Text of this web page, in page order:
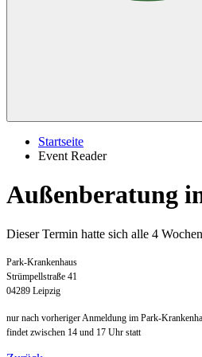
Startseite
Event Reader
Außenberatung
Dieser Termin hatte sich alle 4
Park-Krankenhaus
Strümpellstraße 41
04289 Leipzig
nur nach vorheriger Anmeldung im Park-
findet zwischen 14 und 17 Uhr statt